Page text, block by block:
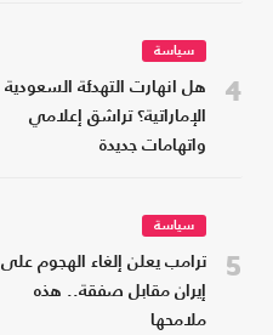
4
سياسة
هل انهارت التهدئة السعودية
الإماراتية؟ تراشق إعلامي
واتهامات جديدة
5
سياسة
ترامب يعلن إلغاء الهجوم على
إيران مقابل صفقة.. هذه
ملامحها